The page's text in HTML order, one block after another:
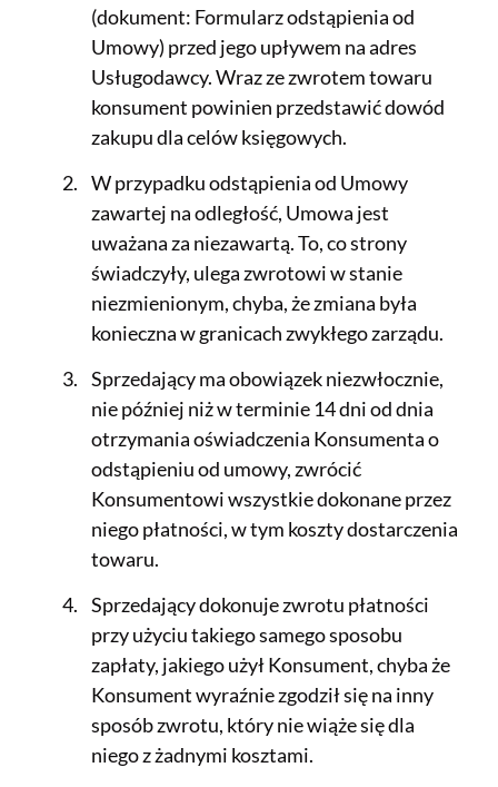
(dokument: Formularz odstąpienia od
Umowy) przed jego upływem na adres
Usługodawcy. Wraz ze zwrotem towaru
konsument powinien przedstawić dowód
zakupu dla celów księgowych.
W przypadku odstąpienia od Umowy
zawartej na odległość, Umowa jest
uważana za niezawartą. To, co strony
świadczyły, ulega zwrotowi w stanie
niezmienionym, chyba, że zmiana była
konieczna w granicach zwykłego zarządu.
Sprzedający ma obowiązek niezwłocznie,
nie później niż w terminie 14 dni od dnia
otrzymania oświadczenia Konsumenta o
odstąpieniu od umowy, zwrócić
Konsumentowi wszystkie dokonane przez
niego płatności, w tym koszty dostarczenia
towaru.
Sprzedający dokonuje zwrotu płatności
przy użyciu takiego samego sposobu
zapłaty, jakiego użył Konsument, chyba że
Konsument wyraźnie zgodził się na inny
sposób zwrotu, który nie wiąże się dla
niego z żadnymi kosztami.